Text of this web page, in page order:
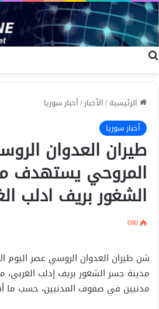
الرئيسية/الأخبار/أخبار سوريا
أخبار سوريا
طيران العدوان
المروحي يستهدف
الشغور بريف ادلب
690
شن طيران العدوان الروسي عصر اليوم
مدينة جسر الشغور بريف إدلب الغربي،
مدنيين في صفوف المدنيين، حسب ما